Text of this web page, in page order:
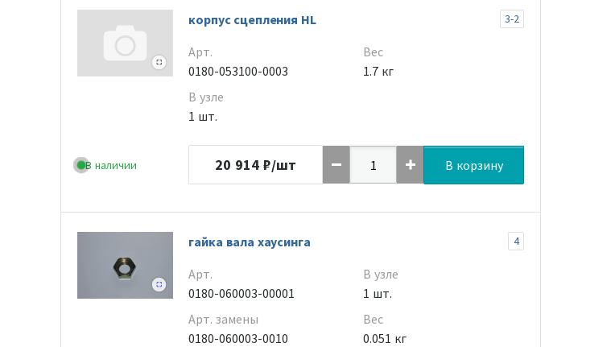
В наличии
корпус сцепления HL 3-2
Арт.
0180-053100-0003
В узле
1 шт.
Вес
1.7 кг
20 914 ₽/шт В корзину
гайка вала хаусинга 4
Арт.
0180-060003-00001
Арт. замены
0180-060003-0010
В узле
1 шт.
Вес
0.051 кг